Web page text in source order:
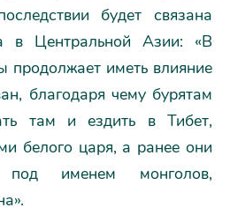
будет связана
в Центральной Азии: «В
иметь влияние
благодаря чему бурятам
там и ездить в Тибет,
белого царя, а ранее они
именем монголов,